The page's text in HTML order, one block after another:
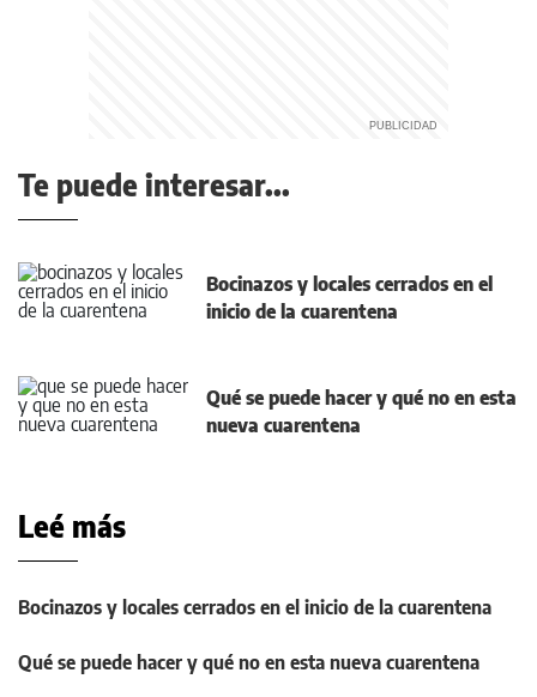
Te puede interesar...
Bocinazos y locales cerrados en el
inicio de la cuarentena
Qué se puede hacer y qué no en esta
nueva cuarentena
Leé más
Bocinazos y locales cerrados en el inicio de la cuarentena
Qué se puede hacer y qué no en esta nueva cuarentena